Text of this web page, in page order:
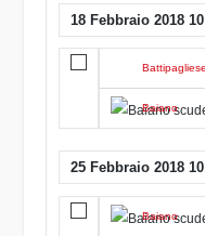
18 Febbraio 2018
Battipagliese
Baiano
25 Febbraio 2018
Baiano